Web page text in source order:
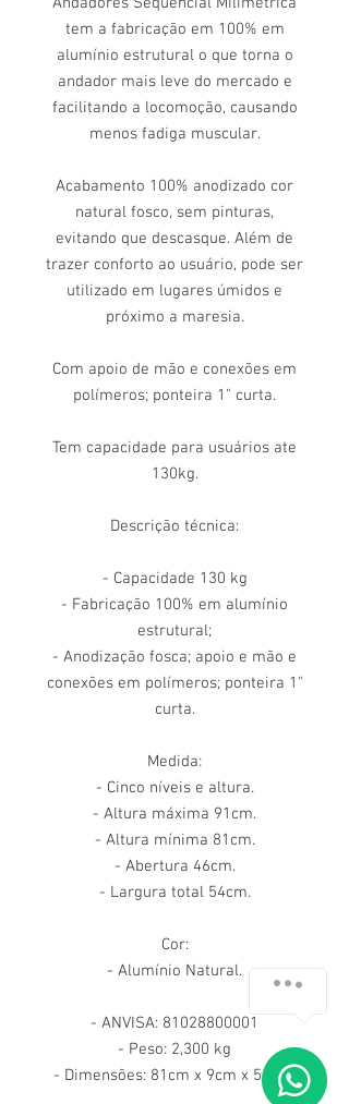
tem a fabricação em 100% em
alumínio estrutural o que torna o
andador mais leve do mercado e
facilitando a locomoção, causando
menos fadiga muscular.
Acabamento 100% anodizado cor
natural fosco, sem pinturas,
evitando que descasque. Além de
trazer conforto ao usuário, pode ser
utilizado em lugares úmidos e
próximo a maresia.
Com apoio de mão e conexões em
polímeros; ponteira 1" curta.
Tem capacidade para usuários ate
130kg.
Descrição técnica:
- Capacidade 130 kg
- Fabricação 100% em alumínio
estrutural;
- Anodização fosca; apoio e mão e
conexões em polímeros; ponteira 1"
curta.
Medida:
- Cinco níveis e altura.
- Altura máxima 91cm.
- Altura mínima 81cm.
- Abertura 46cm.
- Largura total 54cm.
Cor:
- Alumínio Natural.
- ANVISA: 81028800001
- Peso: 2,300 kg
- Dimensões: 81cm x 9cm x 54cm.